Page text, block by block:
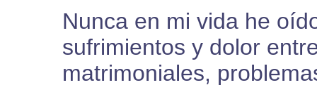
Nunca en mi vida he
sufrimientos y dolor
matrimoniales,